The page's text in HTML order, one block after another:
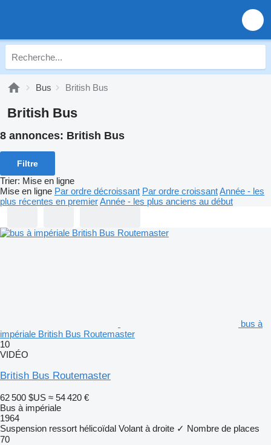
Bus British Bus
British Bus
8 annonces: British Bus
Filtre
Trier: Mise en ligne
Mise en ligne Par ordre décroissant Par ordre croissantAnnée - les
plus récentes en premierAnnée - les plus anciens au début
bus à
impériale British Bus Routemaster
10
VIDÉO
British Bus Routemaster
62 500 $US ≈ 54 420 €
Bus à impériale
1964
Suspension ressort hélicoïdal Volant à droite ✓ Nombre de places
70